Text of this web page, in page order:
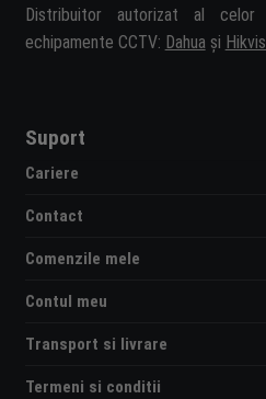
Distribuitor autorizat al
echipamente CCTV: Dahua și
Suport
Cariere
Contact
Comenzile mele
Contul meu
Transport si livrare
Termeni si conditii